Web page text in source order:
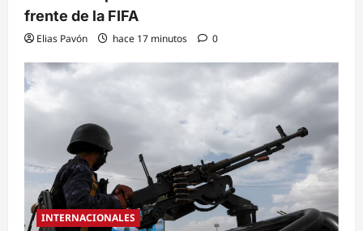
frente de la FIFA
Elias Pavón hace 17 minutos 0
INTERNACIONALES